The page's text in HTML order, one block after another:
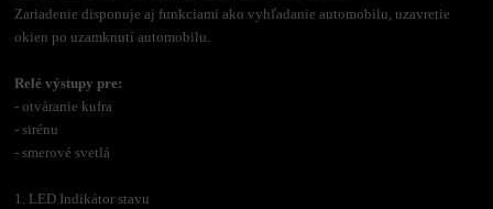
Zariadenie disponuje aj funkciami ako vyhľadanie automobilu, uzavretie
okien po uzamknutí automobilu.
Relé výstupy pre:
- otváranie kufra
- sirénu
- smerové svetlá
1. LED Indikátor stavu